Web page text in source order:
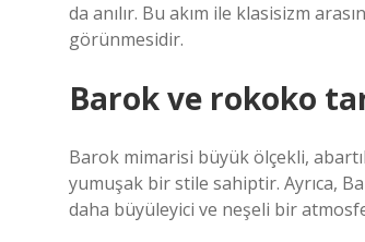
da anılır. Bu akım ile klasisizm
görünmesidir.
Barok ve rokoko
Barok mimarisi büyük ölçekli,
yumuşak bir stile sahiptir. Ayrıca,
daha büyüleyici ve neşeli bir